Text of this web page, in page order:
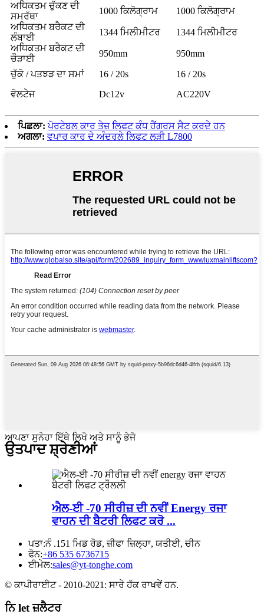
ਅਧਿਕਤਮ ਚੁੱਕਣ ਦੀ
ਸਮਰੱਥਾ
1000 ਕਿਲੋਗ੍ਰਾਮ
1000 ਕਿਲੋਗ੍ਰਾਮ
ਅਧਿਕਤਮ ਬਰੈਕਟ ਦੀ
ਲੰਬਾਈ
1344 ਮਿਲੀਮੀਟਰ
1344 ਮਿਲੀਮੀਟਰ
ਅਧਿਕਤਮ ਬਰੈਕਟ ਦੀ
ਚੌੜਾਈ
950mm 950mm
ਚੁੱਕੋ / ਪਤਝੜ ਦਾ ਸਮਾਂ 16 / 20s
16 / 20s
ਵੋਲਟੇਜ
Dc12v AC220V
ਪਿਛਲਾ: ਪੋਰਟੇਬਲ ਕਾਰ ਤੇਜ਼ ਲਿਫਟ ਕੰਧ ਹੈਂਗਰਸ ਸੈਟ ਕਰਦੇ ਹਨ
ਅਗਲਾ: ਵਪਾਰ ਕਾਰ ਦੇ ਅੰਦਰਲੇ ਲਿਫਟ ਲੜੀ L7800
ਆਪਣਾ ਸੁਨੇਹਾ ਇੱਥੇ ਲਿਖੋ ਅਤੇ ਸਾਨੂੰ ਭੇਜੋ
ਉਤਪਾਦ ਸ਼੍ਰੇਣੀਆਂ
ਐਲ-ਈ -70 ਸੀਰੀਜ਼ ਦੀ ਨਵੀਂ Energy ਰਜਾ
ਵਾਹਨ ਦੀ ਬੈਟਰੀ ਲਿਫਟ ਕਰੋ ...
ਪਤਾ:ਨੰ .151 ਮਿਡ ਰੋਡ, ਜ਼ੀਫਾ ਜ਼ਿਲ੍ਹਾ, ਯਤੀਈ, ਚੀਨ
ਫੋਨ:+86 535 6736715
ਈਮੇਲ:sales@yt-tonghe.com
© ਕਾਪੀਰਾਈਟ - 2010-2021: ਸਾਰੇ ਹੱਕ ਰਾਖਵੇਂ ਹਨ.
ਨਿ let ਜ਼ਲੈਟਰ